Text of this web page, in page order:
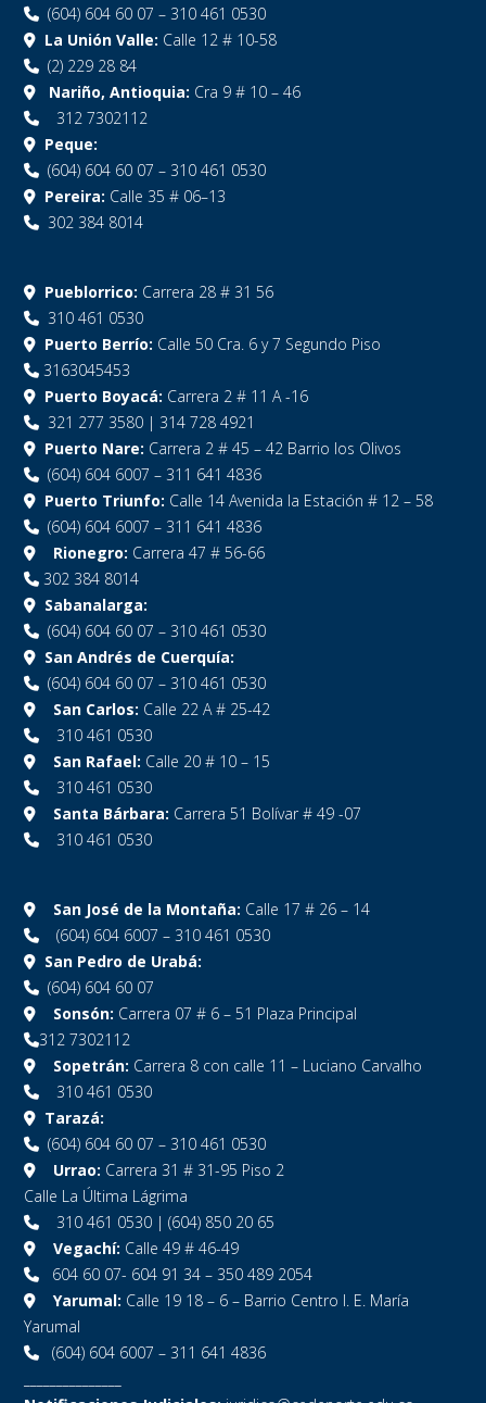
(604) 604 60 07 – 310 461 0530
La Unión Valle: Calle 12 # 10-58
(2) 229 28 84
Nariño, Antioquia: Cra 9 # 10 – 46
312 7302112
Peque:
(604) 604 60 07 – 310 461 0530
Pereira: Calle 35 # 06–13
302 384 8014
Pueblorrico: Carrera 28 # 31 56
310 461 0530
Puerto Berrío: Calle 50 Cra. 6 y 7 Segundo Piso
3163045453
Puerto Boyacá: Carrera 2 # 11 A -16
321 277 3580 | 314 728 4921
Puerto Nare: Carrera 2 # 45 – 42 Barrio los Olivos
(604) 604 6007 – 311 641 4836
Puerto Triunfo: Calle 14 Avenida la Estación # 12 – 58
(604) 604 6007 – 311 641 4836
Rionegro: Carrera 47 # 56-66
302 384 8014
Sabanalarga:
(604) 604 60 07 – 310 461 0530
San Andrés de Cuerquía:
(604) 604 60 07 – 310 461 0530
San Carlos: Calle 22 A # 25-42
310 461 0530
San Rafael: Calle 20 # 10 – 15
310 461 0530
Santa Bárbara: Carrera 51 Bolívar # 49 -07
310 461 0530
San José de la Montaña: Calle 17 # 26 – 14
(604) 604 6007 – 310 461 0530
San Pedro de Urabá:
(604) 604 60 07
Sonsón: Carrera 07 # 6 – 51 Plaza Principal
312 7302112
Sopetrán: Carrera 8 con calle 11 – Luciano Carvalho
310 461 0530
Tarazá:
(604) 604 60 07 – 310 461 0530
Urrao: Carrera 31 # 31-95 Piso 2
Calle La Última Lágrima
310 461 0530 | (604) 850 20 65
Vegachí: Calle 49 # 46-49
604 60 07- 604 91 34 – 350 489 2054
Yarumal: Calle 19 18 – 6 – Barrio Centro I. E. María
Yarumal
(604) 604 6007 – 311 641 4836